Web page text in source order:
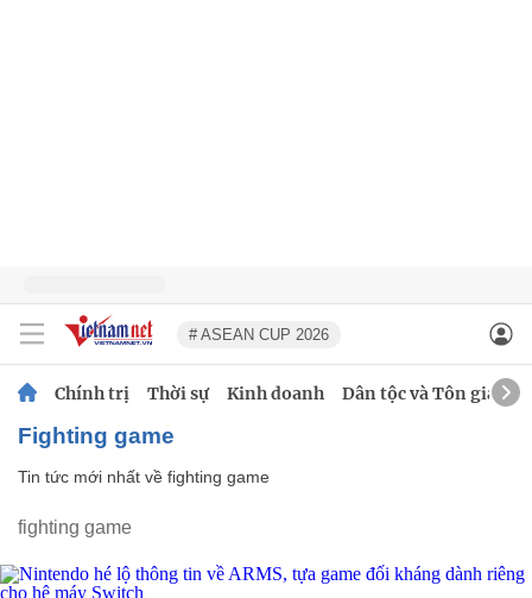
# ASEAN CUP 2026
Chính trị Thời sự Kinh doanh Dân tộc và Tôn giáo
fighting game
Tin tức mới nhất về fighting game
fighting game